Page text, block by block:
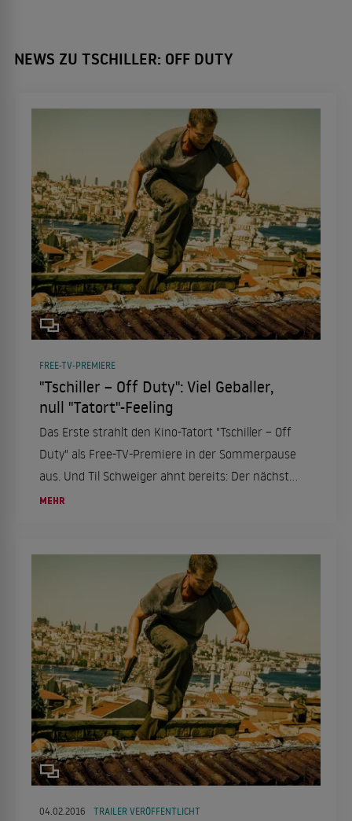
NEWS ZU TSCHILLER: OFF DUTY
FREE-TV-PREMIERE
"Tschiller – Off Duty": Viel Geballer,
null "Tatort"-Feeling
Das Erste strahlt den Kino-Tatort "Tschiller – Off
Duty" als Free-TV-Premiere in der Sommerpause
aus. Und Til Schweiger ahnt bereits: Der nächste
Quoten-Flop droht.
MEHR
04.02.2016 TRAILER VERÖFFENTLICHT